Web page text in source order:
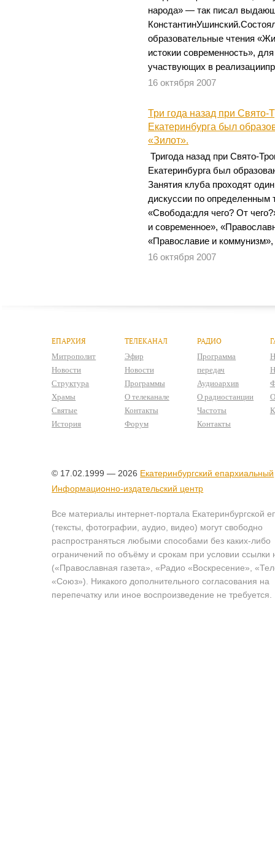
народа» — так писал
образовательные чтения
истокии современность»,
участвующих в
16 октября 2007
Три года назад при
Екатеринбурга был
«Зилот».
Тригода назад при Свято-
Екатеринбурга был
Занятия клуба проходят
дискуссии по определенным
«Свобода:для чего? От
и современное»,
«Православие и коммунизм»,
16 октября 2007
ЕПАРХИЯ
Митрополит
Новости
Структура
Храмы
Святые
История
ТЕЛЕКАНАЛ
Эфир
Новости
Программы
О телеканале
Контакты
Форум
РАДИО
Программа
передач
Аудиоархив
О радиостанции
Частоты
Контакты
© 17.02.1999 — 2026 Екатеринбургский епархиальный
Информационно-издательский центр
Все материалы интернет-портала Екатеринбургской
(тексты, фотографии, аудио, видео) могут свободно
распространяться любыми способами без каких-либо
ограничений по объёму и срокам при условии ссылки
(«Православная газета», «Радио «Воскресение»,
«Союз»). Никакого дополнительного согласования на
перепечатку или иное воспроизведение не требуется.